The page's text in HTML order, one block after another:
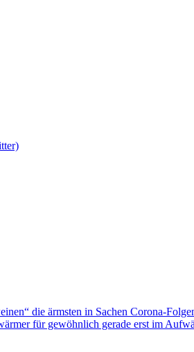
die ärmsten in Sachen Corona-
für gewöhnlich gerade erst im